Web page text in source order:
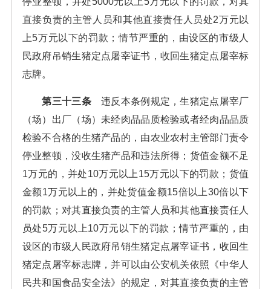
直接负责的主管人员和其他直接责任人员处2万元以
上5万元以下的罚款；情节严重的，由设区的市级人
民政府吊销生猪定点屠宰证书，收回生猪定点屠宰标
志牌。
第三十三条违反本条例规定，生猪定点屠宰厂
（场）出厂（场）未经肉品品质检验或者经肉品品质
检验不合格的生猪产品的，由农业农村主管部门责令
停业整顿，没收生猪产品和违法所得；货值金额不足
1万元的，并处10万元以上15万元以下的罚款；货值
金额1万元以上的，并处货值金额15倍以上30倍以下
的罚款；对其直接负责的主管人员和其他直接责任人
员处5万元以上10万元以下的罚款；情节严重的，由
设区的市级人民政府吊销生猪定点屠宰证书，收回生
猪定点屠宰标志牌，并可以由公安机关依照《中华人
民共和国食品安全法》的规定，对其直接负责的主管